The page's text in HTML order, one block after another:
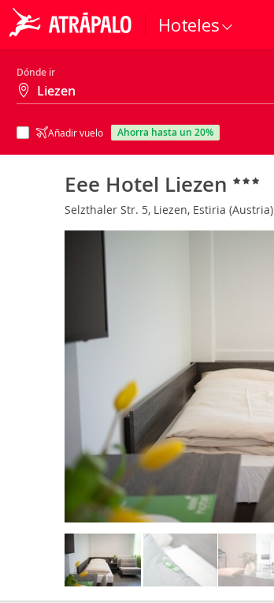
Hoteles
Dónde ir
Añadir vuelo ahorra hasta un 20%
Eee Hotel Liezen
Selzthaler Str. 5, Liezen, Estiria (Austria)